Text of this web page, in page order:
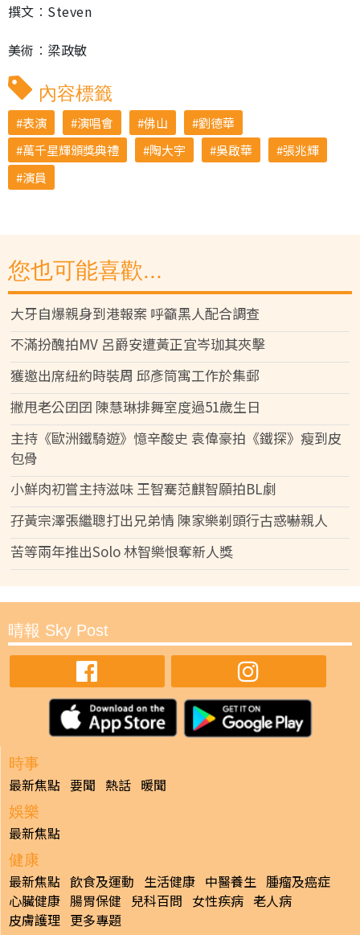
撰文︰Steven
美術︰梁政敏
內容標籤
表演 演唱會 佛山
劉德華
萬千星輝頒獎典禮
陶大宇 吳啟華
張兆輝
演員
您也可能喜歡...
大牙自爆親身到港報案 呼籲黑人配合調查
不滿扮醜拍MV 呂爵安遭黃正宜岑珈其夾擊
獲邀出席紐約時裝周 邱彥筒寓工作於集郵
撇甩老公囝囝 陳慧琳排舞室度過51歲生日
主持《歐洲鐵騎遊》憶辛酸史 袁偉豪拍《鐵探》瘦到皮
包骨
小鮮肉初嘗主持滋味 王智騫范麒智願拍BL劇
孖黃宗澤張繼聰打出兄弟情 陳家樂剃頭行古惑嚇親人
苦等兩年推出Solo 林智樂恨奪新人獎
晴報 Sky Post
時事
最新焦點 要聞 熱話 暖聞
娛樂
最新焦點
健康
最新焦點 飲食及運動 生活健康 中醫養生 腫瘤及癌症
心臟健康 腸胃保健 兒科百問 女性疾病 老人病
皮膚護理 更多專題